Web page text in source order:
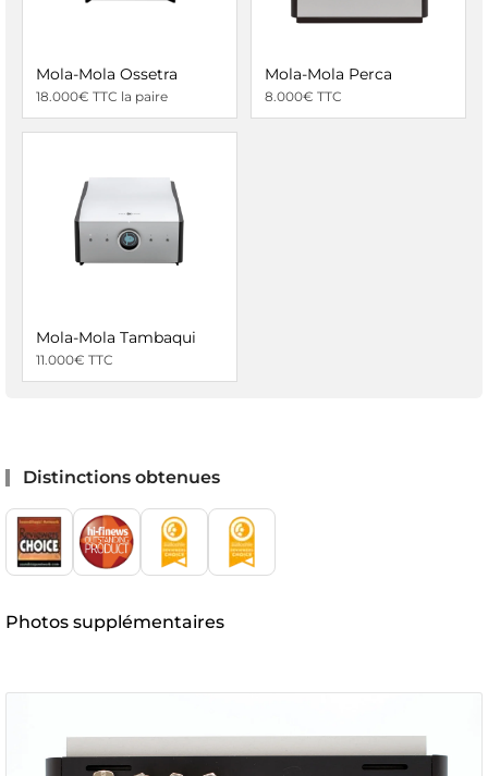
Mola-Mola Ossetra
18.000€ TTC la paire
Mola-Mola Perca
8.000€ TTC
Mola-Mola Tambaqui
11.000€ TTC
Distinctions obtenues
Photos supplémentaires